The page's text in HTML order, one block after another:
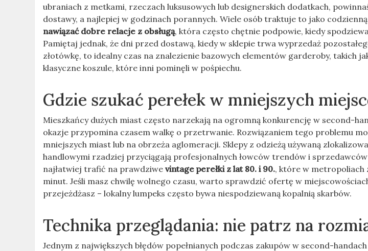
ubraniach z metkami, rzeczach luksusowych lub designerskich dodatkach,
dostawy, a najlepiej w godzinach porannych. Wiele osób traktuje to jako
nawiązać dobre relacje z obsługą, która często chętnie podpowie, kiedy
Pamiętaj jednak, że dni przed dostawą, kiedy w sklepie trwa wyprzedaż
złotówkę, to idealny czas na znalezienie bazowych elementów garderoby, takich
klasyczne koszule, które inni pominęli w pośpiechu.
Gdzie szukać perełek w mniejszych
Mieszkańcy dużych miast często narzekają na ogromną konkurencję w second-
okazje przypomina czasem walkę o przetrwanie. Rozwiązaniem tego problemu
mniejszych miast lub na obrzeża aglomeracji. Sklepy z odzieżą używaną
handlowymi rzadziej przyciągają profesjonalnych łowców trendów i
najłatwiej trafić na prawdziwevintage perełki z lat 80. i 90., które w metropoliach
minut. Jeśli masz chwilę wolnego czasu, warto sprawdzić ofertę w
przejeżdżasz – lokalny lumpeks często bywa niespodziewaną kopalnią skarbów.
Technika przeglądania: nie patrz na
Jednym z największych błędów popełnianych podczas zakupów w second-